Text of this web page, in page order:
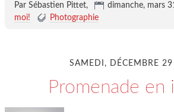
Par Sébastien Pittet, dimanche, mars
moi!
Photographie
SAMEDI, DÉCEMBRE
Promenade en